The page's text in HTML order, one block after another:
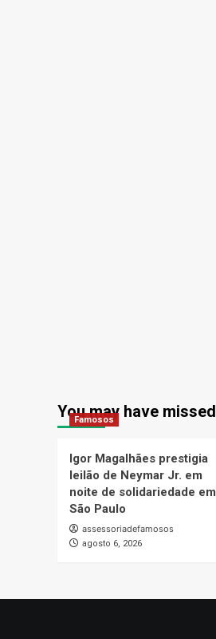
You may have missed
Famosos
Igor Magalhães prestigia
leilão de Neymar Jr. em
noite de solidariedade em
São Paulo
assessoriadefamosos
agosto 6, 2026